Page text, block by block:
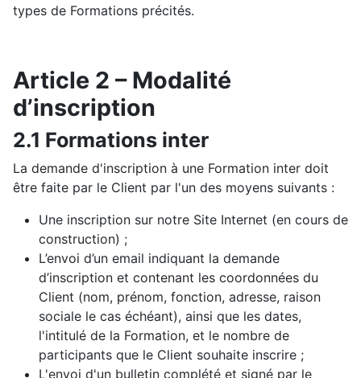
types de Formations précités.
Article 2 – Modalité
d’inscription
2.1 Formations inter
La demande d'inscription à une Formation inter doit
être faite par le Client par l'un des moyens suivants :
Une inscription sur notre Site Internet (en cours de
construction) ;
L’envoi d’un email indiquant la demande
d’inscription et contenant les coordonnées du
Client (nom, prénom, fonction, adresse, raison
sociale le cas échéant), ainsi que les dates,
l'intitulé de la Formation, et le nombre de
participants que le Client souhaite inscrire ;
L'envoi d'un bulletin complété et signé par le